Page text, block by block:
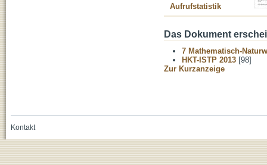
Aufrufstatistik
Das Dokument
7 Mathematisch-
HKT-ISTP 2013 [98]
Zur Kurzanzeige
Kontakt